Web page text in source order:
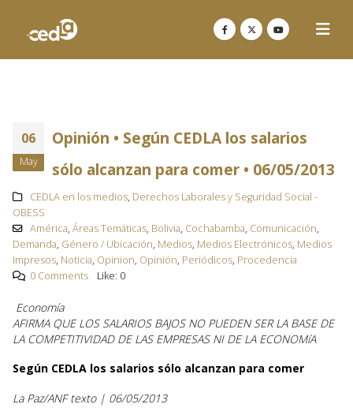
06
May
Opinión • Según CEDLA los salarios
sólo alcanzan para comer • 06/05/2013
CEDLA en los medios, Derechos Laborales y Seguridad Social -
OBESS
América, Áreas Temáticas, Bolivia, Cochabamba, Comunicación,
Demanda, Género / Ubicación, Medios, Medios Electrónicos, Medios
Impresos, Noticia, Opinion, Opinión, Periódicos, Procedencia
0 Comments
Like: 0
Economí­a
AFIRMA QUE LOS SALARIOS BAJOS NO PUEDEN SER LA BASE DE
LA COMPETITIVIDAD DE LAS EMPRESAS NI DE LA ECONOMíA
Según CEDLA los salarios sólo alcanzan para comer
La Paz/ANF texto | 06/05/2013